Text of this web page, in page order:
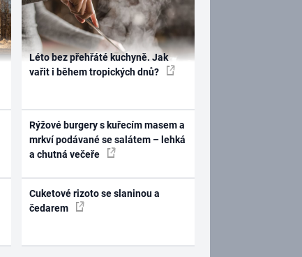
Léto bez přehřáté kuchyně. Jak
vařit i během tropických dnů?
Rýžové burgery s kuřecím masem a
mrkví podávané se salátem – lehká
a chutná večeře
Cuketové rizoto se slaninou a
čedarem